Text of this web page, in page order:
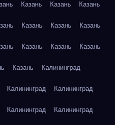
Казань Казань Казань
Казань Казань Казань
Казань Казань Казань
Казань Калининград
Калининград Калининград
Калининград Калининград